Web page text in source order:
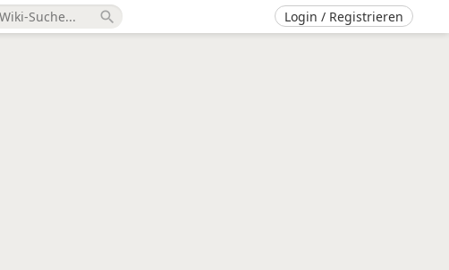
search Login / Registrieren